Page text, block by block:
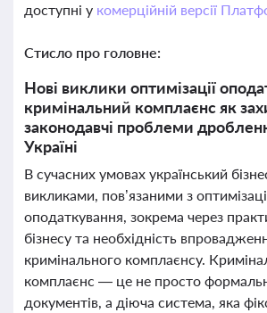
доступні у комерційній версії
Стисло про головне:
Нові виклики оптимізації
кримінальний комплаєнс як
законодавчі проблеми
Україні
В сучасних умовах український
викликами, пов’язаними з
оподаткування, зокрема через
бізнесу та необхідність
кримінального комплаєнсу.
комплаєнс — це не просто
документів, а діюча система, яка